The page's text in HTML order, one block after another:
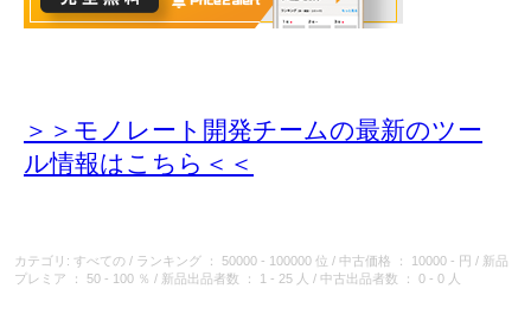
＞＞モノレート開発チームの最新のツー
ル情報はこちら＜＜
カテゴリ: すべての / ランキング ： 50000 - 100000 位 / 中古価格 ： 10000 - 円 / 新品
プレミア
： 50 - 100 ％ / 新品出品者数 ： 1 - 25 人 / 中古出品者数 ： 0 - 0 人